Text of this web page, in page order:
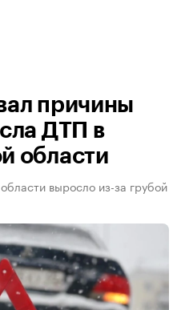
причины
ДТП в
области
выросло из-за грубой